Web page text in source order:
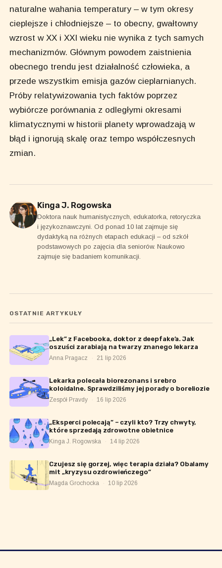
naturalne wahania temperatury – w tym okresy
cieplejsze i chłodniejsze – to obecny, gwałtowny
wzrost w XX i XXI wieku nie wynika z tych samych
mechanizmów. Głównym powodem zaistnienia
obecnego trendu jest działalność człowieka, a
przede wszystkim emisja gazów cieplarnianych.
Próby relatywizowania tych faktów poprzez
wybiórcze porównania z odległymi okresami
klimatycznymi w historii planety wprowadzają w
błąd i ignorują skalę oraz tempo współczesnych
zmian.
Kinga J. Rogowska
Doktora nauk humanistycznych, edukatorka, retoryczka
i językoznawczyni. Od ponad 10 lat zajmuje się
dydaktyką na różnych etapach edukacji – od szkół
podstawowych po zajęcia dla seniorów. Naukowo
zajmuje się badaniem komunikacji.
OSTATNIE ARTYKUŁY
„Lek” z Facebooka, doktor z deepfake’a. Jak
oszuści zarabiają na twarzy znanego lekarza
Anna Pragacz · 21 lip 2026
Lekarka polecała biorezonans i srebro
koloidalne. Sprawdziliśmy jej porady o boreliozie
Zespół Pravdy · 16 lip 2026
„Eksperci polecają” – czyli kto? Trzy chwyty,
które sprzedają zdrowotne obietnice
Kinga J. Rogowska · 14 lip 2026
Czujesz się gorzej, więc terapia działa? Obalamy
mit „kryzysu ozdrowieńczego”
Magda Grochocka · 10 lip 2026